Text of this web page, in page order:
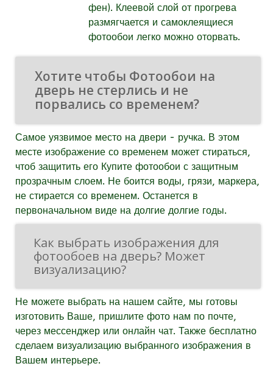
фен). Клеевой слой от прогрева
размягчается и самоклеящиеся
фотообои легко можно оторвать.
Хотите чтобы Фотообои на
дверь не стерлись и не
порвались со временем?
Самое уязвимое место на двери - ручка. В этом
месте изображение со временем может стираться,
чтоб защитить его Купите фотообои с защитным
прозрачным слоем. Не боится воды, грязи, маркера,
не стирается со временем. Останется в
первоначальном виде на долгие долгие годы.
Как выбрать изображения для
фотообоев на дверь? Может
визуализацию?
Не можете выбрать на нашем сайте, мы готовы
изготовить Ваше, пришлите фото нам по почте,
через мессенджер или онлайн чат. Также бесплатно
сделаем визуализацию выбранного изображения в
Вашем интерьере.